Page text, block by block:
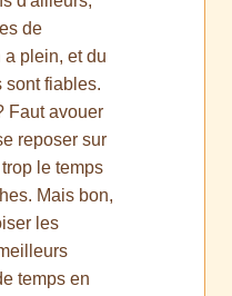
de
plein, et du
sont fiables.
Faut avouer
reposer sur
le temps
Mais bon,
les
temps en